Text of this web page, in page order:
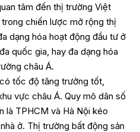
tâm đến thị trường Việt
chiến lược mở rộng thị
dạng hóa hoạt động đầu tư ở
quốc gia, hay đa dạng hóa
châu Á.
tốc độ tăng trưởng tốt,
vực châu Á. Quy mô dân số
là TPHCM và Hà Nội kéo
ở. Thị trường bất động sản